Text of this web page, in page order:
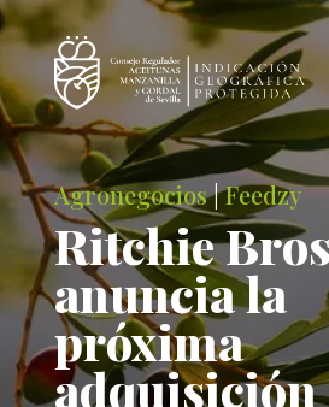
Agronegocios|Feedzy
Ritchie Bros
anuncia la
próxima
adquisición